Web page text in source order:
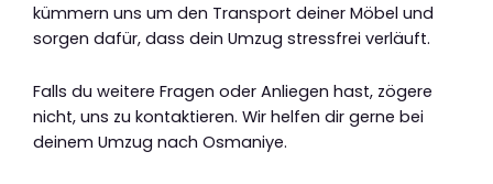
kümmern uns um den Transport deiner Möbel und
sorgen dafür, dass dein Umzug stressfrei verläuft.
Falls du weitere Fragen oder Anliegen hast, zögere
nicht, uns zu kontaktieren. Wir helfen dir gerne bei
deinem Umzug nach Osmaniye.